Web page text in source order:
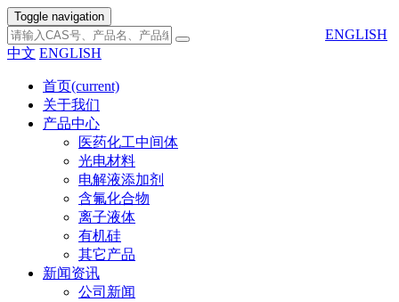
Toggle navigation
ENGLISH
中文 ENGLISH
首页(current)
关于我们
产品中心
医药化工中间体
光电材料
电解液添加剂
含氟化合物
离子液体
有机硅
其它产品
新闻资讯
公司新闻